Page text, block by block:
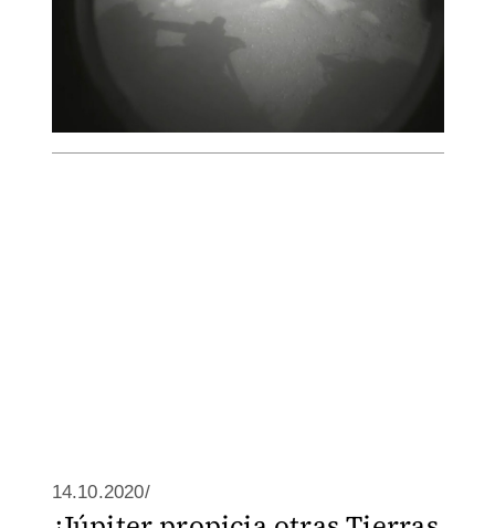
14.10.2020/